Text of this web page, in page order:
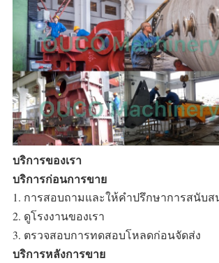
บริการของเรา
บริการก่อนการขาย
1. การสอบถามและให้คำปรึกษาการสนับ
2. ดูโรงงานของเรา
3. ตรวจสอบการทดสอบโหลดก่อนจัดส่ง
บริการหลังการขาย